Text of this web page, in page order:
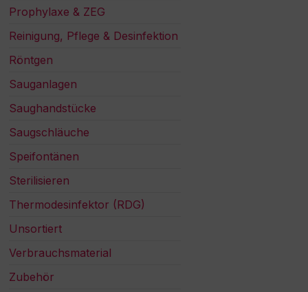
Prophylaxe & ZEG
Reinigung, Pflege & Desinfektion
Röntgen
Sauganlagen
Saughandstücke
Saugschläuche
Speifontänen
Sterilisieren
Thermodesinfektor (RDG)
Unsortiert
Verbrauchsmaterial
Zubehör